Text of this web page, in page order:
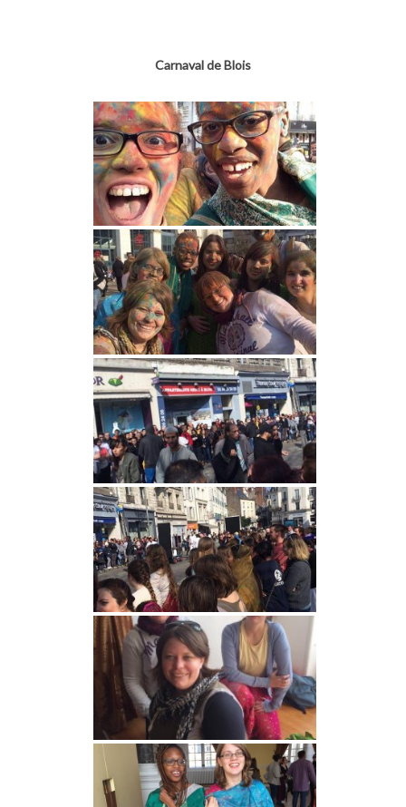
Carnaval de Blois